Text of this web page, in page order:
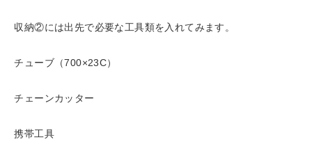
収納②には出先で必要な工具類を入れてみます。
チューブ（700×23C）
チェーンカッター
携帯工具